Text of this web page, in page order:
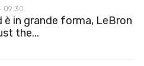
09:30
è in grande forma, LeBron
the...